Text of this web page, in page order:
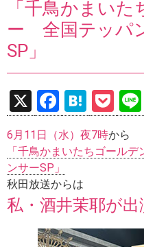
「千鳥かまい
ー 全国テッパ
SP」
X
F
a
ce
b
o
o
k
H
at
e
n
P
o
ck
et
6月11日（水）夜7時から
「千鳥かまいたちゴール
ンサーSP」
秋田放送からは
私・酒井茉耶が出